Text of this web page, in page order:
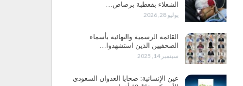
الشعلاء بقعطبة برصاص…
يوليو 28, 2026
القائمة الرسمية والنهائية بأسماء
الصحفيين الذين استشهدوا…
سبتمبر 14, 2025
عين الإنسانية: ضحايا العدوان السعودي